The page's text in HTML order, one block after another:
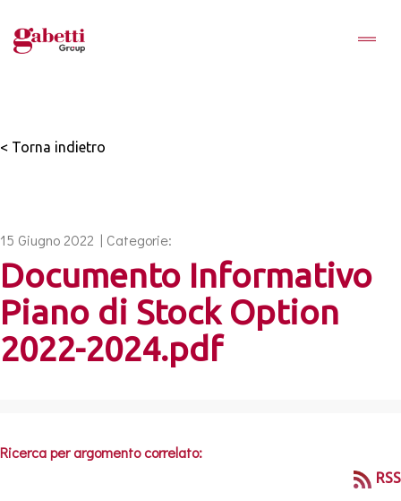
< Torna indietro
15 Giugno 2022 | Categorie:
Documento Informativo
Piano di Stock Option
2022-2024.pdf
Ricerca per argomento correlato:
RSS